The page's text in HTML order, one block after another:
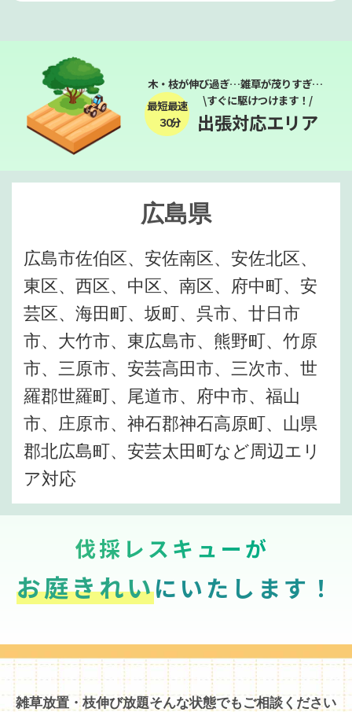
木・枝が伸び過ぎ…雑草が茂りすぎ…
最短最速
３０分
\すぐに駆けつけます！/
出張対応エリア
広島県
広島市佐伯区、安佐南区、安佐北区、
東区、西区、中区、南区、府中町、安
芸区、海田町、坂町、呉市、廿日市
市、大竹市、東広島市、熊野町、竹原
市、三原市、安芸高田市、三次市、世
羅郡世羅町、尾道市、府中市、福山
市、庄原市、神石郡神石高原町、山県
郡北広島町、安芸太田町など周辺エリ
ア対応
伐採レスキューが
お庭きれいにいたします！
雑草放置・枝伸び放題そんな状態でもご相談ください